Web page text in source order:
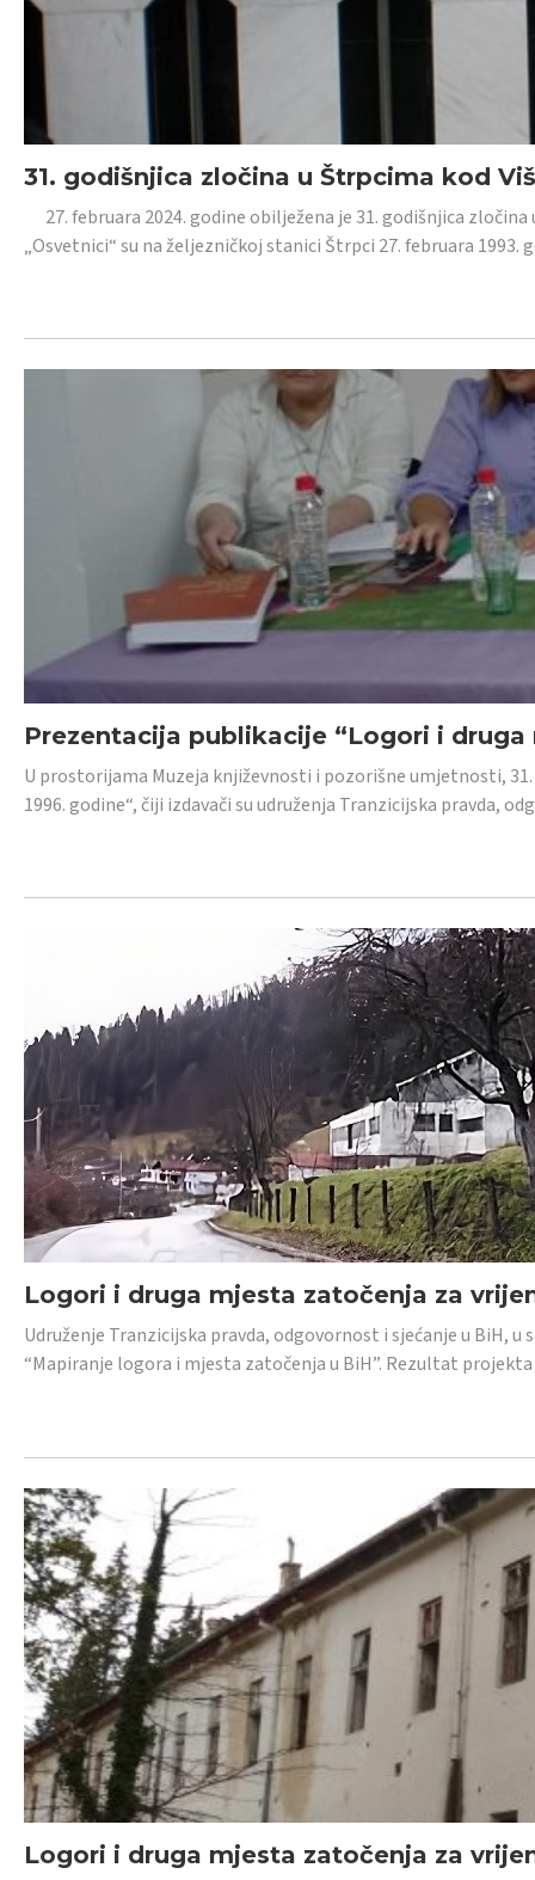
31. godišnjica zločina u Štrpcima kod
27. februara 2024. godine obilježena je 31. godišnjica
„Osvetnici“ su na željezničkoj stanici Štrpci 27. februara 1993.
Prezentacija publikacije “Logori i druga
U prostorijama Muzeja književnosti i pozorišne umjetnosti,
1996. godine“, čiji izdavači su udruženja Tranzicijska pravda,
Logori i druga mjesta zatočenja za
Udruženje Tranzicijska pravda, odgovornost i sjećanje u BiH,
“Mapiranje logora i mjesta zatočenja u BiH”. Rezultat
Logori i druga mjesta zatočenja za